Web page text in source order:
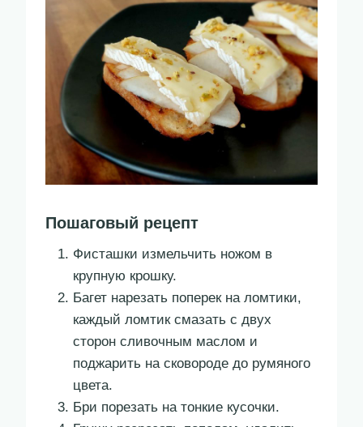
Пошаговый рецепт
Фисташки измельчить ножом в
крупную крошку.
Багет нарезать поперек на ломтики,
каждый ломтик смазать с двух
сторон сливочным маслом и
поджарить на сковороде до румяного
цвета.
Бри порезать на тонкие кусочки.